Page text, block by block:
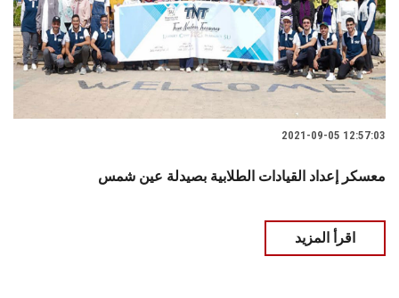
2021-09-05 12:57:03
معسكر إعداد القيادات الطلابية بصيدلة عين شمس
اقرأ المزيد